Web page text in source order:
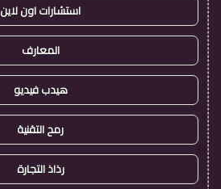
استشارات اون لاين
المعارف
هيدب فيديو
رمح التقنية
رذاذ التجارة